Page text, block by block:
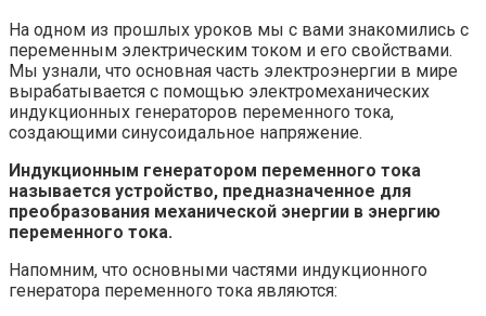
На одном из прошлых уроков мы с вами знакомились с
переменным электрическим током и его свойствами.
Мы узнали, что основная часть электроэнергии в мире
вырабатывается с помощью электромеханических
индукционных генераторов переменного тока,
создающими синусоидальное напряжение.
Индукционным генератором переменного тока
называется устройство, предназначенное для
преобразования механической энергии в энергию
переменного тока.
Напомним, что основными частями индукционного
генератора переменного тока являются: